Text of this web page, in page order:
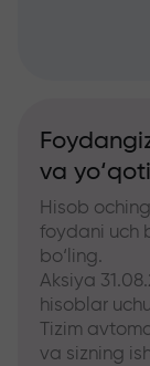
va
Hisob
foydani uch
bo‘ling.
Aksiya
hisoblar
Tizim
va sizning